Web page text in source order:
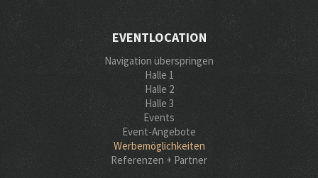
EVENTLOCATION
Navigation überspringen
Halle 1
Halle 2
Halle 3
Events
Event-Angebote
Werbemöglichkeiten
Referenzen + Partner